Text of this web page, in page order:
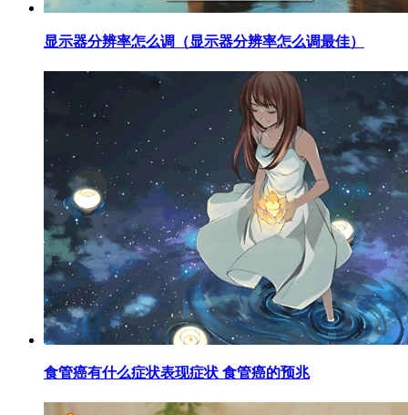
​显示器分辨率怎么调（显示器分辨率怎么调最佳）
​食管癌有什么症状表现症状 食管癌的预兆